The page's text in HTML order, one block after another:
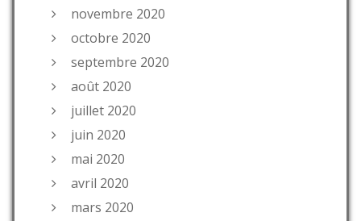
novembre 2020
octobre 2020
septembre 2020
août 2020
juillet 2020
juin 2020
mai 2020
avril 2020
mars 2020